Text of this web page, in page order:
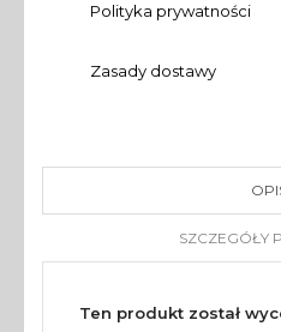
Polityka prywatności
Zasady dostawy
SZCZEGÓŁY
Ten produkt został